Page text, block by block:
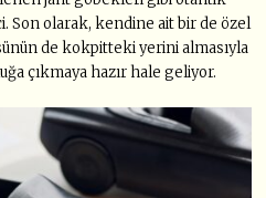
Son olarak, kendine ait bir de özel
de kokpitteki yerini almasıyla
çıkmaya hazır hale geliyor.